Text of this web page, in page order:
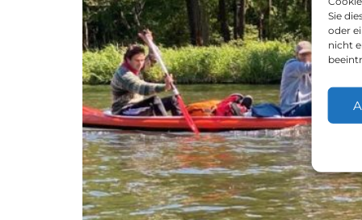
Sie
oder
nicht